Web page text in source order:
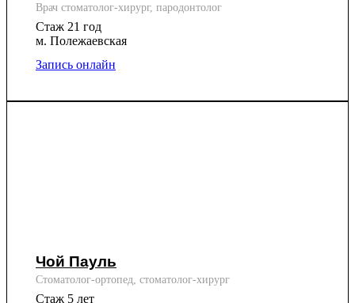
Врач стоматолог-хирург, пародонтолог
Стаж 21 год
м. Полежаевская
Запись онлайн
Чой Пауль
Стоматолог-ортопед, стоматолог-хирург
Стаж 5 лет